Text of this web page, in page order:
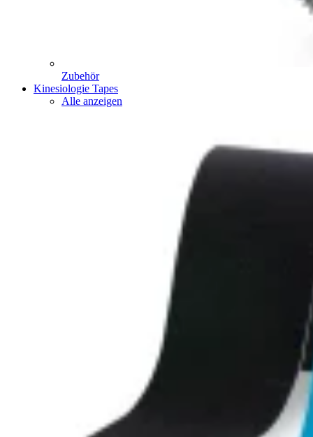
Zubehör
Kinesiologie Tapes
Alle anzeigen